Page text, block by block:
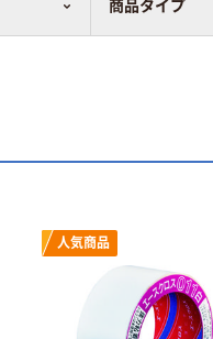
商品タイプ
人気商品